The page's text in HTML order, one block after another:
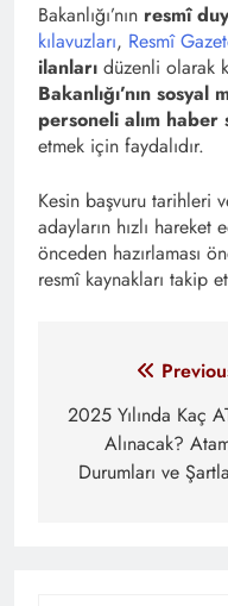
Bakanlığı’nın resmî
kılavuzları, Resmî
ilanları düzenli olarak
Bakanlığı’nın
personeli alım haber
etmek için faydalıdır.
Kesin başvuru tarihleri
adayların hızlı
önceden hazırlaması
resmî kaynakları takip
gezinmesi
2025 Yılında Kaç
Alınacak?
Durumları ve